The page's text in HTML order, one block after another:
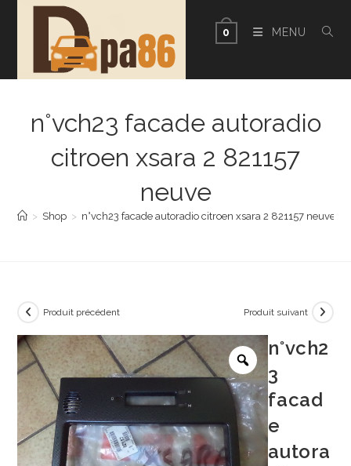
0 MENU
n°vch23 facade autoradio
citroen xsara 2 821157
neuve
> Shop > n°vch23 facade autoradio citroen xsara 2 821157 neuve
Produit précédent Produit suivant
n°vch2
3
facad
e
autora